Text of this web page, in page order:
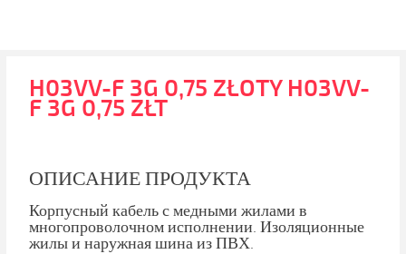
H03VV-F 3G 0,75 ZŁOTY H03VV-
F 3G 0,75 ZŁT
ОПИСАНИЕ ПРОДУКТА
Корпусный кабель с медными жилами в
многопроволочном исполнении. Изоляционные
жилы и наружная шина из ПВХ.